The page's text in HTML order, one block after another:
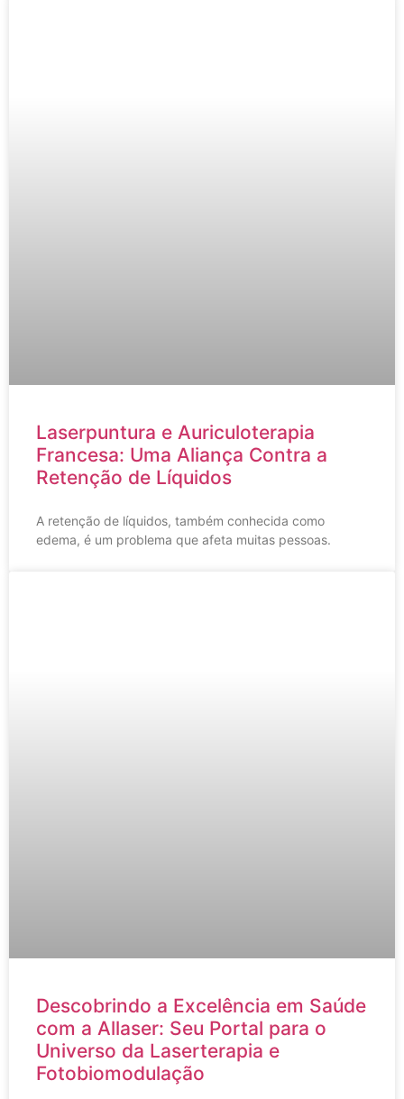
Laserpuntura e Auriculoterapia
Francesa: Uma Aliança Contra a
Retenção de Líquidos
A retenção de líquidos, também conhecida como
edema, é um problema que afeta muitas pessoas.
Descobrindo a Excelência em Saúde
com a Allaser: Seu Portal para o
Universo da Laserterapia e
Fotobiomodulação